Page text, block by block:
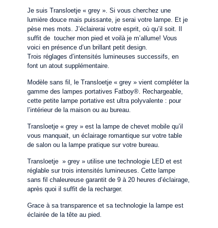
Je suisTransloetje « grey » . Si vous cherchez une
lumière douce mais puissante, je serai votre lampe. Et je
pèse mes mots. J’éclairerai votre esprit, où qu’il soit. Il
suffit de toucher mon pied et voilà je m’allume! Vous
voici en présence d’un brillant petit design.
Trois réglages d’intensités lumineuses successifs, en
font un atout supplémentaire.
Modèle sans fil, le Transloetje« grey » vient compléter la
gamme des lampes portatives Fatboy® . Rechargeable,
cette petite lampe portative est ultra polyvalente : pour
l’intérieur de la maison ou au bureau.
Transloetje« grey » est la lampe de chevet mobile qu’il
vous manquait, un éclairage romantique sur votre table
de salon ou la lampe pratique sur votre bureau.
Transloetje » grey » utilise une technologie LED et est
réglable sur trois intensités lumineuses. Cette lampe
sans fil chaleureuse garantit de 9 à 20 heures d’éclairage,
après quoi il suffit de la recharger.
Grace à sa transparence et sa technologie la lampe est
éclairée de la tête au pied.